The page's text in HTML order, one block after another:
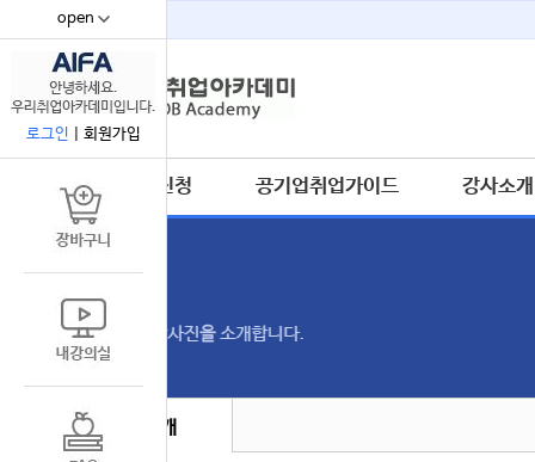
open
로그인 회원가입
수강신청 공기업취업가이드 강사소개
강사소개